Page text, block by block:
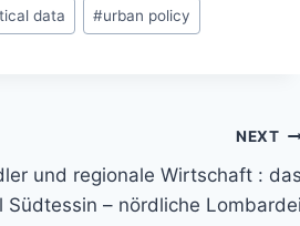
data #urban policy
NEXT
und regionale Wirtschaft :
Südtessin – nördliche